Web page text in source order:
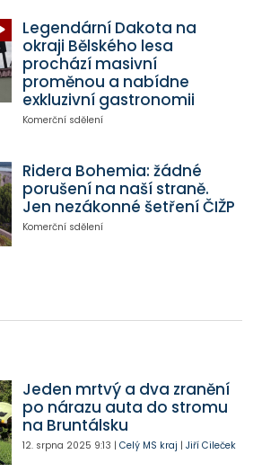
Legendární Dakota na
okraji Bělského lesa
prochází masivní
proměnou a nabídne
exkluzivní gastronomii
Komerční sdělení
Ridera Bohemia: žádné
porušení na naší straně.
Jen nezákonné šetření ČIŽP
Komerční sdělení
Jeden mrtvý a dva zranění
po nárazu auta do stromu
na Bruntálsku
12. srpna 2025 9:13 | Celý MS kraj | Jiří Cileček